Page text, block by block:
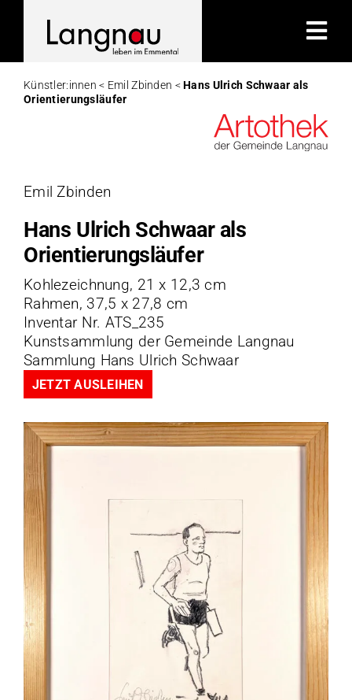
springen
Künstler:innen < Emil Zbinden <Hans Ulrich Schwaar als
Orientierungsläufer
Emil Zbinden
Hans Ulrich Schwaar als
Orientierungsläufer
Kohlezeichnung, 21 x 12,3 cm
Rahmen, 37,5 x 27,8 cm
Inventar Nr. ATS_235
Kunstsammlung der Gemeinde Langnau
Sammlung Hans Ulrich Schwaar
JETZT AUSLEIHEN